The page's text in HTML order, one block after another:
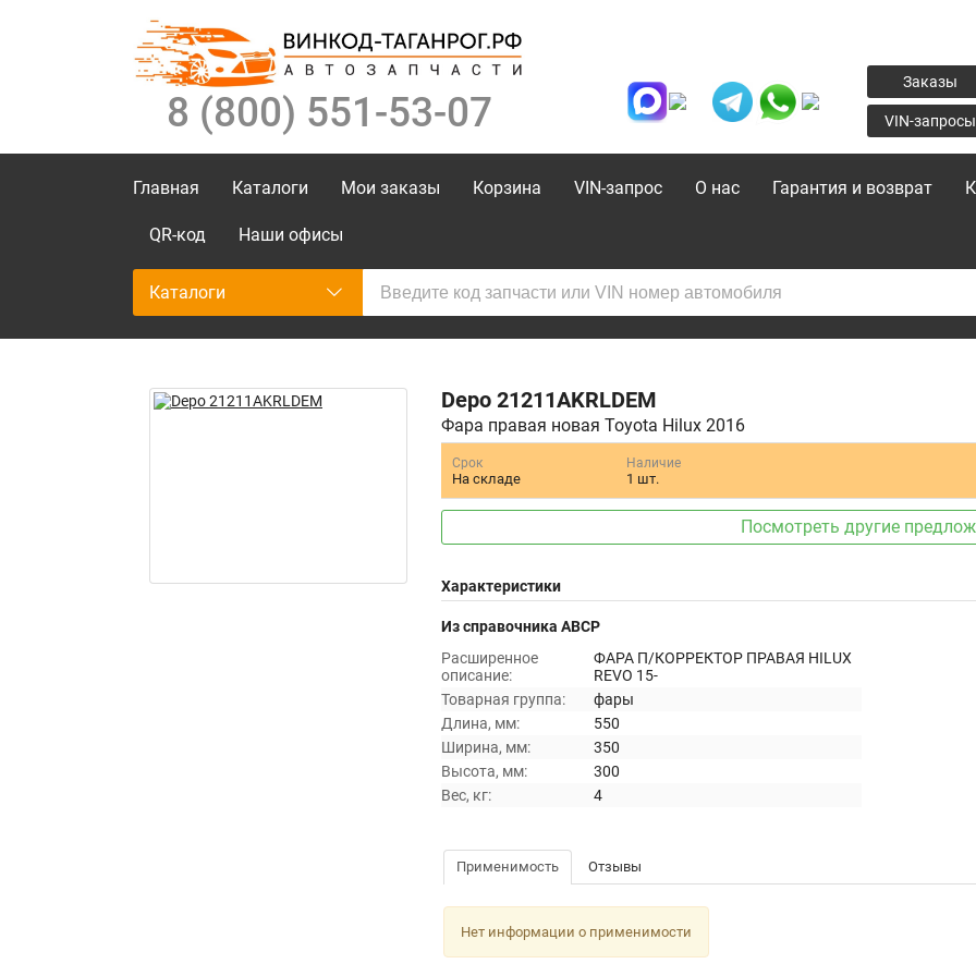
8 (800) 551-53-07
Заказы
VIN-запросы
Главная Каталоги Мои заказы Корзина VIN-запрос О нас Гарантия и возврат
QR-код Наши офисы
Каталоги
Depo 21211AKRLDEM
Фара правая новая Toyota Hilux 2016
Срок
На складе
Наличие
1 шт.
Посмотреть другие
Характеристики
Из справочника ABCP
Расширенное
описание:
ФАРА П/КОРРЕКТОР ПРАВАЯ HILUX
REVO 15-
Товарная группа:
фары
Длина, мм:
550
Ширина, мм:
350
Высота, мм:
300
Вес, кг:
4
Применимость Отзывы
Нет информации о применимости